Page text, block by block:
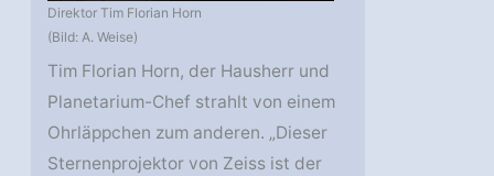
Direktor Tim Florian Horn
(Bild: A. Weise)
Tim Florian Horn, der Hausherr und
Planetarium-Chef strahlt von einem
Ohrläppchen zum anderen. „Dieser
Sternenprojektor von Zeiss ist der